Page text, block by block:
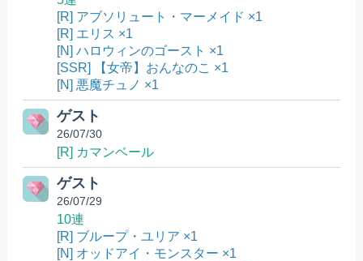
[R] アブソリュート・マーメイド ×1
[R] エリス ×1
[N] ハロウィンのゴースト ×1
[SSR] 【女帝】おんなのこ ×1
[N] 悪魔チュノ ×1
ゲスト
26/07/30
[R] カマンベール
ゲスト
26/07/29
10連
[R] ブループ・ユリア ×1
[N] オッドアイ・モンスター ×1